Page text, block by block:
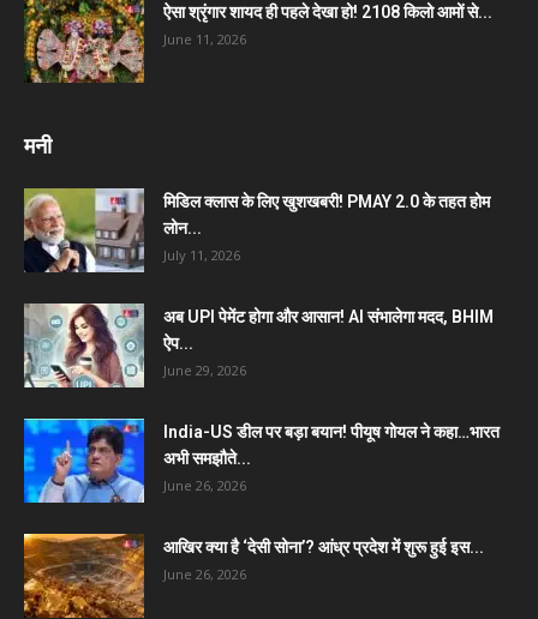
ऐसा श्रृंगार शायद ही पहले देखा हो! 2108 किलो आमों से...
June 11, 2026
मनी
मिडिल क्लास के लिए खुशखबरी! PMAY 2.0 के तहत होम
लोन...
July 11, 2026
अब UPI पेमेंट होगा और आसान! AI संभालेगा मदद, BHIM
ऐप...
June 29, 2026
India-US डील पर बड़ा बयान! पीयूष गोयल ने कहा…भारत
अभी समझौते...
June 26, 2026
आखिर क्या है ‘देसी सोना’? आंध्र प्रदेश में शुरू हुई इस...
June 26, 2026